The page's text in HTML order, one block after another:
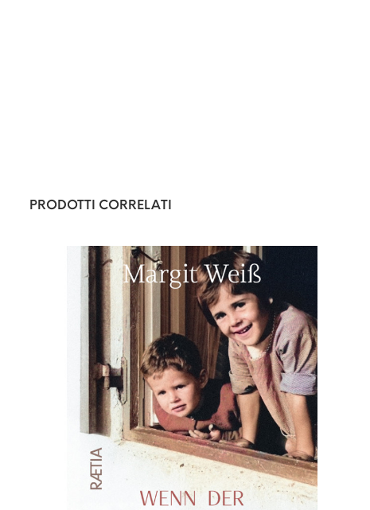
PRODOTTI CORRELATI